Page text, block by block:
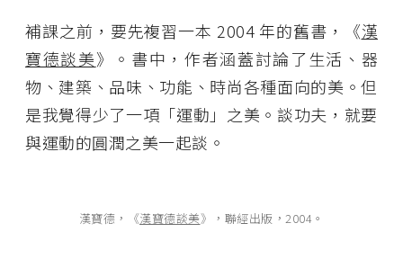
補課之前，要先複習一本 2004 年的舊書，《漢
寶德談美》。書中，作者涵蓋討論了生活、器
物、建築、品味、功能、時尚各種面向的美。但
是我覺得少了一項「運動」之美。談功夫，就要
與運動的圓潤之美一起談。
漢寶德，《漢寶德談美》，聯經出版，2004。